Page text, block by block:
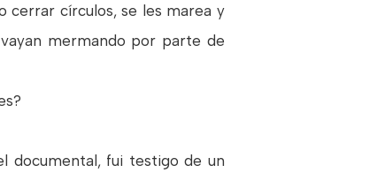
cerrar círculos, se les marea y
mermando por parte de
documental, fui testigo de un